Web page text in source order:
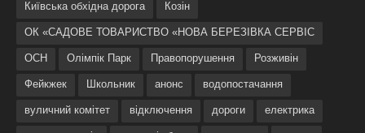
Київська обхідна дорога Козін
ОК «САДОВЕ ТОВАРИСТВО «НОВА БЕРЕЗІВКА СЕРВІС
ОСН Олімпік Парк Правопорушення Розживін
Фейкжек Школьник анонс водопостачання
вуличний комітет відключення дороги електрика